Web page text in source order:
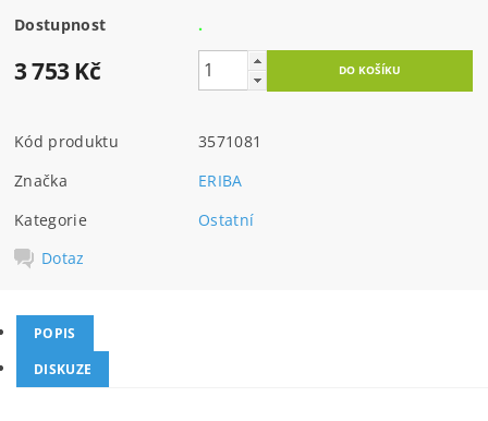
Dostupnost .
3 753 Kč
Kód produktu
3571081
Značka
ERIBA
Kategorie
Ostatní
Dotaz
POPIS
DISKUZE